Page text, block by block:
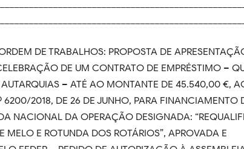
DE TRABALHOS: PROPOSTA DE
DE UM CONTRATO DE EMPRÉSTIMO –
– ATÉ AO MONTANTE DE 45.540,00 €,
6200/2018, DE 26 DE JUNHO, PARA FINANCIAMENTO
NACIONAL DA OPERAÇÃO DESIGNADA:
MELO E ROTUNDA DOS ROTÁRIOS”, APROVADA E